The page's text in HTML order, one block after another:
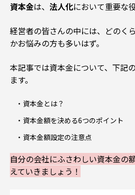
資本金は、 法人化において重要な
経営者の皆さんの中には、 どのく
かお悩みの方も多いはず。
本記事では資本金について、下記
ます。
資本金とは？
資本金額を決める6つのポイント
資本金額設定の注意点
自分の会社にふさわしい資本金の
えていきましょう！